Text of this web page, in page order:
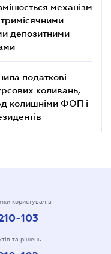
механізм
тримісячними
депозитними
податкові
коливань,
колишніми ФОП і
користувачів
103
та рішень